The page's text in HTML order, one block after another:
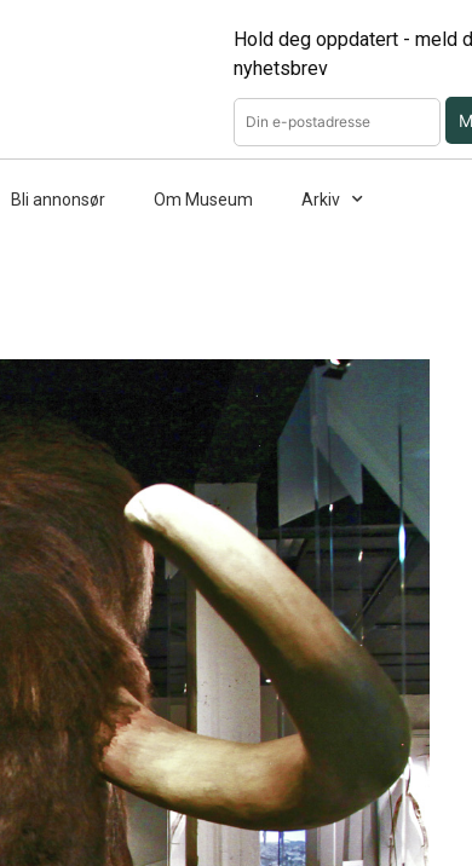
Hold deg oppdatert - meld
nyhetsbrev
Bli annonsør Om Museum Arkiv